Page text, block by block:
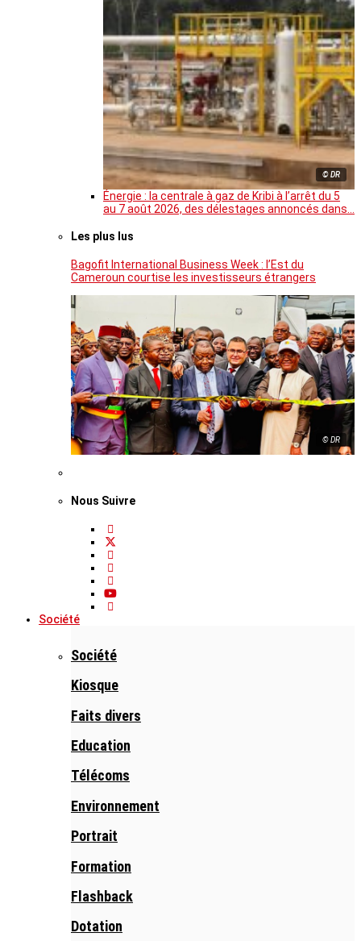
© DR
Énergie : la centrale à gaz de Kribi à l’arrêt du 5
au 7 août 2026, des délestages annoncés dans…
Les plus lus
Bagofit International Business Week : l’Est du
Cameroun courtise les investisseurs étrangers
© DR
Nous Suivre
Société
Société
Kiosque
Faits divers
Education
Télécoms
Environnement
Portrait
Formation
Flashback
Dotation